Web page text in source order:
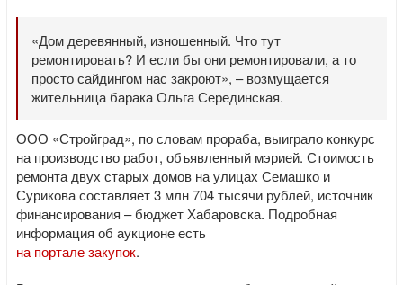
«Дом деревянный, изношенный. Что тут
ремонтировать? И если бы они ремонтировали, а то
просто сайдингом нас закроют», – возмущается
жительница барака Ольга Серединская.
ООО «Стройград», по словам прораба, выиграло конкурс
на производство работ, объявленный мэрией. Стоимость
ремонта двух старых домов на улицах Семашко и
Сурикова составляет 3 млн 704 тысячи рублей, источник
финансирования – бюджет Хабаровска. Подробная
информация об аукционе есть
на портале закупок.